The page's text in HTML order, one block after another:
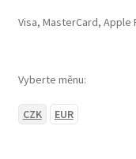
Visa, MasterCard, Apple
Vyberte měnu:
CZK EUR